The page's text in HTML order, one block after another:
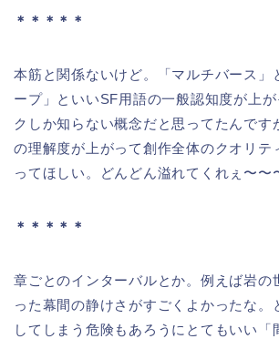
＊＊＊＊＊
本筋と関係ないけど。「マルチバース」
ープ」といいSF用語の一般認知度が上
クしか知らない概念だと思ってたんです
の理解度が上がって創作全体のクオリテ
ってほしい。どんどん溢れてくれぇ〜〜
＊＊＊＊＊
章ごとのインターバルとか。例えば岩の
った幕間の静けさがすごくよかったな。
してしまう危険もあろうにとてもいい「